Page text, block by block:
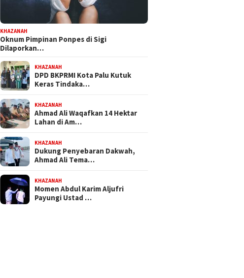
KHAZANAH
Oknum Pimpinan Ponpes di Sigi
Dilaporkan…
KHAZANAH
DPD BKPRMI Kota Palu Kutuk
Keras Tindaka…
KHAZANAH
Ahmad Ali Waqafkan 14 Hektar
Lahan di Am…
KHAZANAH
Dukung Penyebaran Dakwah,
Ahmad Ali Tema…
KHAZANAH
Momen Abdul Karim Aljufri
Payungi Ustad …